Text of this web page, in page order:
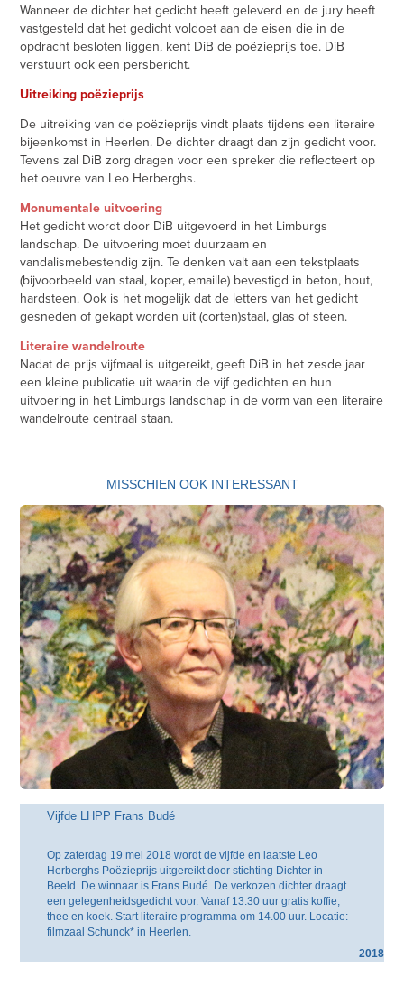
Wanneer de dichter het gedicht heeft geleverd en de jury heeft
vastgesteld dat het gedicht voldoet aan de eisen die in de
opdracht besloten liggen, kent DiB de poëzieprijs toe. DiB
verstuurt ook een persbericht.
Uitreiking poëzieprijs
De uitreiking van de poëzieprijs vindt plaats tijdens een literaire
bijeenkomst in Heerlen. De dichter draagt dan zijn gedicht voor.
Tevens zal DiB zorg dragen voor een spreker die reflecteert op
het oeuvre van Leo Herberghs.
Monumentale uitvoering
Het gedicht wordt door DiB uitgevoerd in het Limburgs
landschap. De uitvoering moet duurzaam en
vandalismebestendig zijn. Te denken valt aan een tekstplaats
(bijvoorbeeld van staal, koper, emaille) bevestigd in beton, hout,
hardsteen. Ook is het mogelijk dat de letters van het gedicht
gesneden of gekapt worden uit (corten)staal, glas of steen.
Literaire wandelroute
Nadat de prijs vijfmaal is uitgereikt, geeft DiB in het zesde jaar
een kleine publicatie uit waarin de vijf gedichten en hun
uitvoering in het Limburgs landschap in de vorm van een literaire
wandelroute centraal staan.
MISSCHIEN OOK INTERESSANT
Vijfde LHPP Frans Budé
Op zaterdag 19 mei 2018 wordt de vijfde en laatste Leo
Herberghs Poëzieprijs uitgereikt door stichting Dichter in
Beeld. De winnaar is Frans Budé. De verkozen dichter draagt
een gelegenheidsgedicht voor. Vanaf 13.30 uur gratis koffie,
thee en koek. Start literaire programma om 14.00 uur. Locatie:
filmzaal Schunck* in Heerlen.
2018